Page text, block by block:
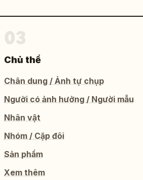
Chủ thể
Chân dung / Ảnh tự chụp
Người có ảnh hưởng / Người mẫu
Nhân vật
Nhóm / Cặp đôi
Sản phẩm
Xem thêm